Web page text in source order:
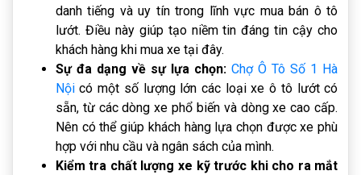
danh tiếng và uy tín trong lĩnh vực mua bán ô tô
lướt. Điều này giúp tạo niềm tin đáng tin cậy cho
khách hàng khi mua xe tại đây.
Sự đa dạng về sự lựa chọn:Chợ Ô Tô Số 1 Hà
Nộicó một số lượng lớn các loại xe ô tô lướt có
sẵn, từ các dòng xe phổ biến và dòng xe cao cấp.
Nên có thể giúp khách hàng lựa chọn được xe phù
hợp với nhu cầu và ngân sách của mình.
Kiểm tra chất lượng xe kỹ trước khi cho ra mắt